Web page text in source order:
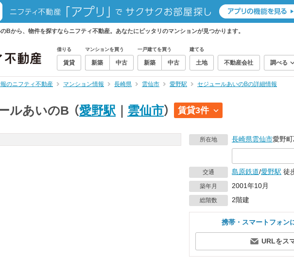
Bから、物件を探すならニフティ不動産。あなたにピッタリのマンションが見つかります。
借りる
賃貸
マンションを買う
新築 中古
一戸建てを買う
新築 中古
建てる
土地 不動産会社 調べる
のニフティ不動産 マンション情報 長崎県 雲仙市 愛野駅 セジュールあいのBの詳細情報
ルあいのB （愛野駅 雲仙市） 賃貸3件
所在地 長崎県雲仙市愛野町
交通 島原鉄道/愛野駅 徒
築年月 2001年10月
総階数 2階建
携帯・スマートフォン
URLをス